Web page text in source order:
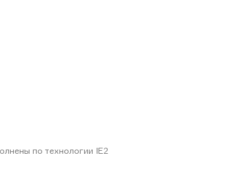
по технологии IE2